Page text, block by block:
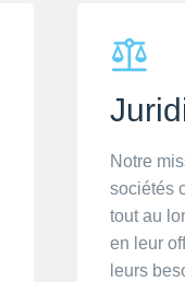
Notre
sociétés
tout au
en leur
leurs